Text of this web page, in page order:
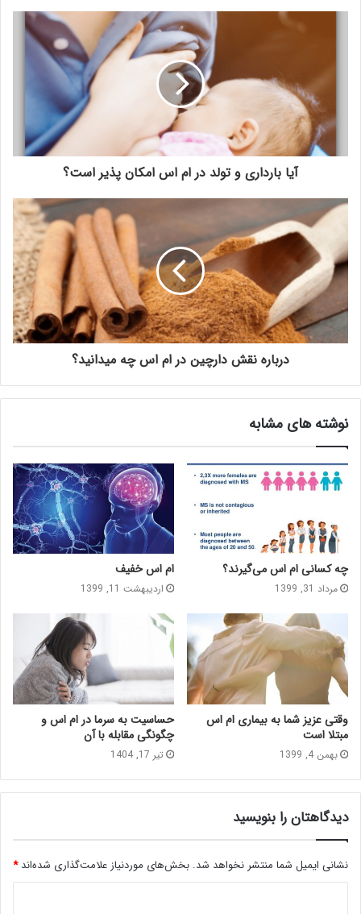
آیا بارداری و تولد در ام اس امکان پذیر است؟
درباره نقش دارچین در ام اس چه میدانید؟
نوشته های مشابه
چه کسانی ام اس می‌گیرند؟
مرداد 31, 1399
ام اس خفیف
اردیبهشت 11, 1399
وقتی عزیز شما به بیماری ام اس
مبتلا است
بهمن 4, 1399
حساسیت به سرما در ام اس و
چگونگی مقابله با آن
تیر 17, 1404
دیدگاهتان را بنویسید
نشانی ایمیل شما منتشر نخواهد شد. بخش‌های موردنیاز علامت‌گذاری شده‌اند*